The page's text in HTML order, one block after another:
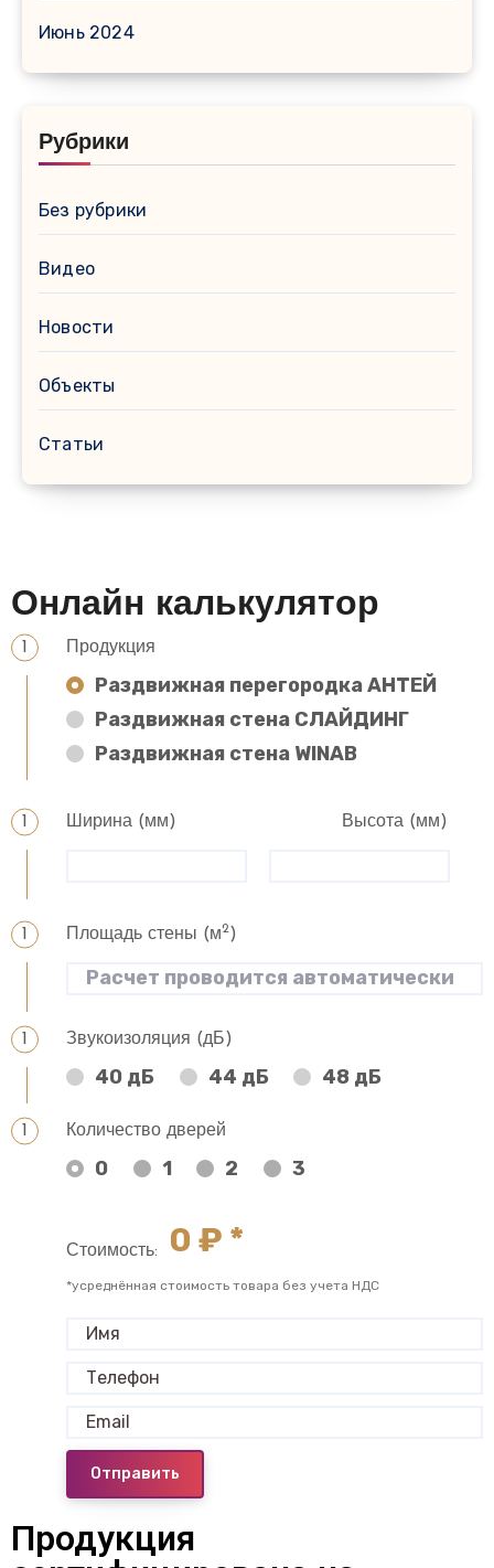
Июнь 2024
Рубрики
Без рубрики
Видео
Новости
Объекты
Статьи
Онлайн калькулятор
Продукция
Раздвижная перегородка АНТЕЙ
Раздвижная стена СЛАЙДИНГ
Раздвижная стена WINAB
Ширина (мм) Высота (мм)
Площадь стены (м2)
Звукоизоляция (дБ)
40 дБ 44 дБ 48 дБ
Количество дверей
0 1 2 3
Стоимость: 0 ₽ *
*усреднённая стоимость товара без учета НДС
Отправить
Продукция